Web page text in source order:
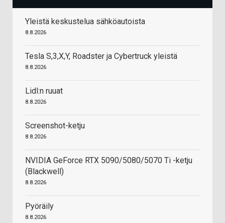
Yleistä keskustelua sähköautoista
8.8.2026
Tesla S,3,X,Y, Roadster ja Cybertruck yleistä
8.8.2026
Lidl:n ruuat
8.8.2026
Screenshot-ketju
8.8.2026
NVIDIA GeForce RTX 5090/5080/5070 Ti -ketju
(Blackwell)
8.8.2026
Pyöräily
8.8.2026